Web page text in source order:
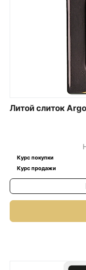
Литой слиток
Курс покупки
Курс продажи